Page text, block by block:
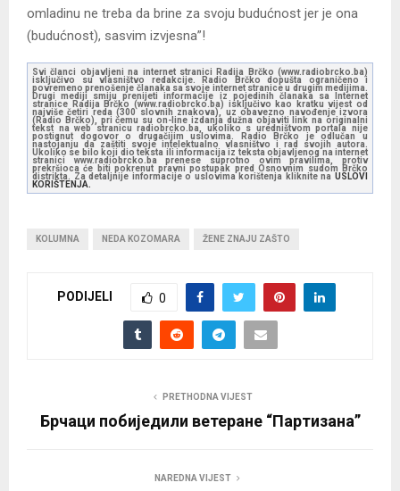
omladinu ne treba da brine za svoju budućnost jer je ona
(budućnost), sasvim izvjesna”!
Svi članci objavljeni na internet stranici Radija Brčko (www.radiobrcko.ba)
isključivo su vlasništvo redakcije. Radio Brčko dopušta ograničeno i
povremeno prenošenje članaka sa svoje internet stranice u drugim medijima.
Drugi mediji smiju prenijeti informacije iz pojedinih članaka sa Internet
stranice Radija Brčko (www.radiobrcko.ba) isključivo kao kratku vijest od
najviše četiri reda (300 slovnih znakova), uz obavezno navođenje izvora
(Radio Brčko), pri čemu su on-line izdanja dužna objaviti link na originalni
tekst na web stranicu radiobrcko.ba, ukoliko s uredništvom portala nije
postignut dogovor o drugačijim uslovima. Radio Brčko je odlučan u
nastojanju da zaštiti svoje intelektualno vlasništvo i rad svojih autora.
Ukoliko se bilo koji dio teksta ili informacija iz teksta objavljenog na internet
stranici www.radiobrcko.ba prenese suprotno ovim pravilima, protiv
prekršioca će biti pokrenut pravni postupak pred Osnovnim sudom Brčko
distrikta. Za detaljnije informacije o uslovima korištenja kliknite na USLOVI
KORIŠTENJA.
KOLUMNA NEDA KOZOMARA ŽENE ZNAJU ZAŠTO
PODIJELI 0
PRETHODNA VIJEST
Брчаци побиједили ветеране “Партизана”
NAREDNA VIJEST